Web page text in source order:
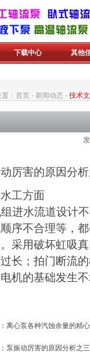
下载中心 其他
： 首页- 新闻动态 - 技术
厉害的原因分
工方面
进水流道设计不
序不合理等，
采用破坏虹吸
长；拍门断流
机的基础发生
离心泵各种汽蚀余量的精
泵振动厉害的原因分析之